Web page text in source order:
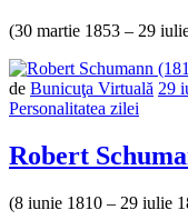
(30 martie 1853 – 29
de Bunicuţa Virtuală 29
Personalitatea zilei
Robert
(8 iunie 1810 – 29 iulie